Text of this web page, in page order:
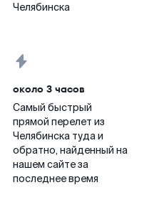
Челябинска
около 3 часов
Самый быстрый
прямой перелет из
Челябинска туда и
обратно, найденный на
нашем сайте за
последнее время